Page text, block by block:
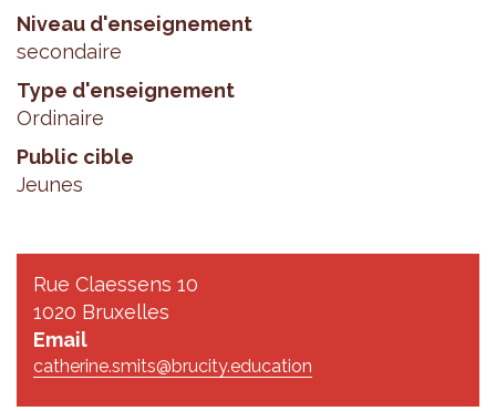
Niveau d'enseignement
secondaire
Type d'enseignement
Ordinaire
Public cible
Jeunes
Rue Claessens 10
1020 Bruxelles
Email
catherine.smits@brucity.education